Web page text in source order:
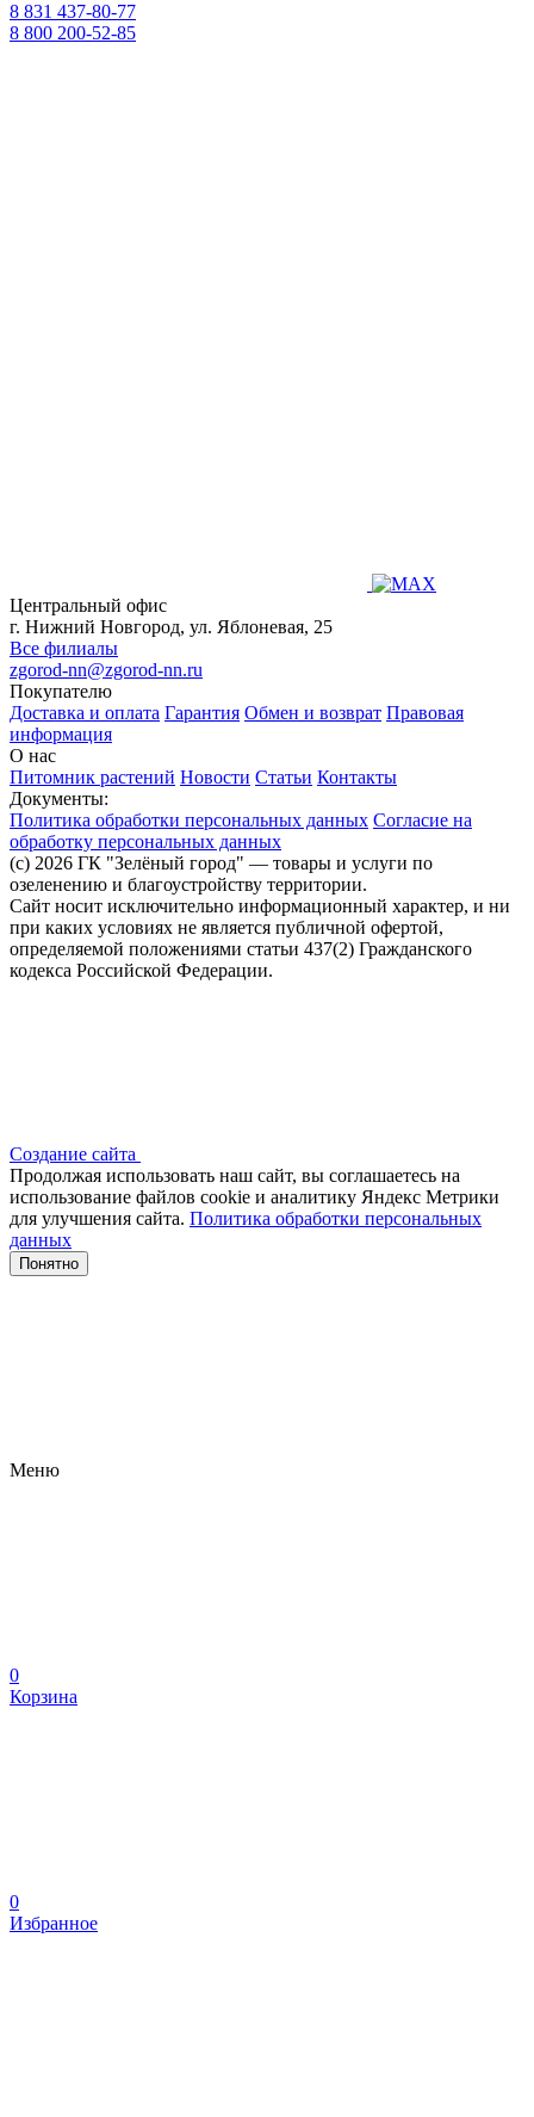
8 831 437-80-77
8 800 200-52-85
Центральный офис
г. Нижний Новгород, ул. Яблоневая, 25
Все филиалы
zgorod-nn@zgorod-nn.ru
Покупателю
Доставка и оплата Гарантия Обмен и возврат Правовая
информация
О нас
Питомник растений Новости Статьи Контакты
Документы:
Политика обработки персональных данных Согласие на
обработку персональных данных
(c) 2026 ГК "Зелёный город" — товары и услуги по
озеленению и благоустройству территории.
Сайт носит исключительно информационный характер, и ни
при каких условиях не является публичной офертой,
определяемой положениями статьи 437(2) Гражданского
кодекса Российской Федерации.
Создание сайта
Продолжая использовать наш сайт, вы соглашаетесь на
использование файлов сооkіе и аналитику Яндекс Метрики
для улучшения сайта. Политика обработки персональных
данных
Понятно
Меню
0
Корзина
0
Избранное